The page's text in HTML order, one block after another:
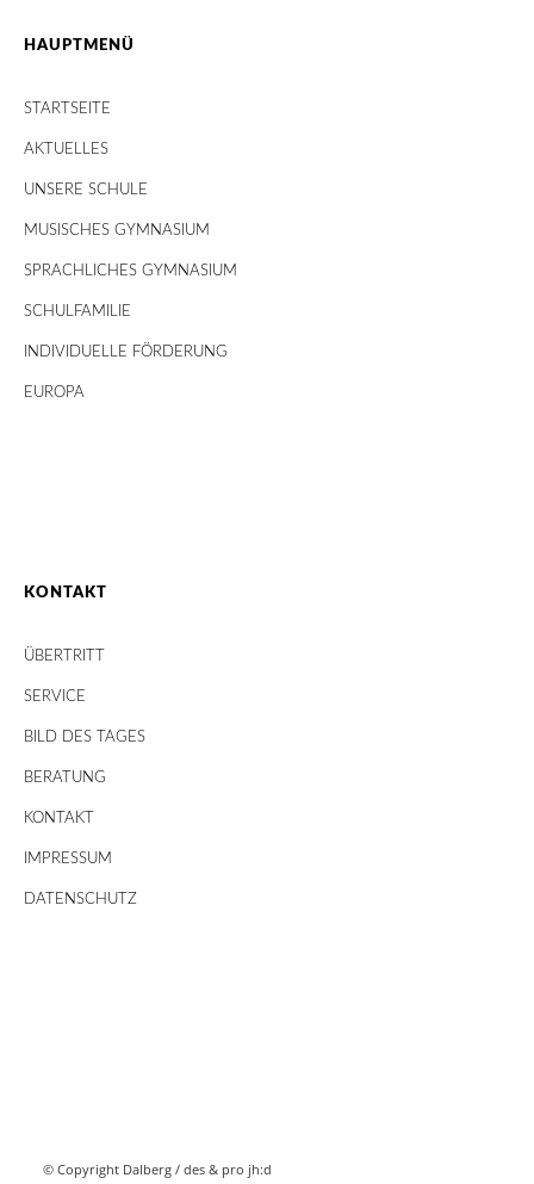
HAUPTMENÜ
STARTSEITE
AKTUELLES
UNSERE SCHULE
MUSISCHES GYMNASIUM
SPRACHLICHES GYMNASIUM
SCHULFAMILIE
INDIVIDUELLE FÖRDERUNG
EUROPA
KONTAKT
ÜBERTRITT
SERVICE
BILD DES TAGES
BERATUNG
KONTAKT
IMPRESSUM
DATENSCHUTZ
© Copyright Dalberg / des & pro jh:d